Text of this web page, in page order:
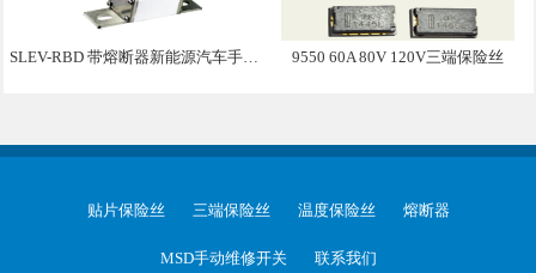
SLEV-RBD 带熔断器新能源汽车手动维修盒子 9550 60A 80V 120V三端保险丝
贴片保险丝 三端保险丝 温度保险丝 熔断器
MSD手动维修开关 联系我们